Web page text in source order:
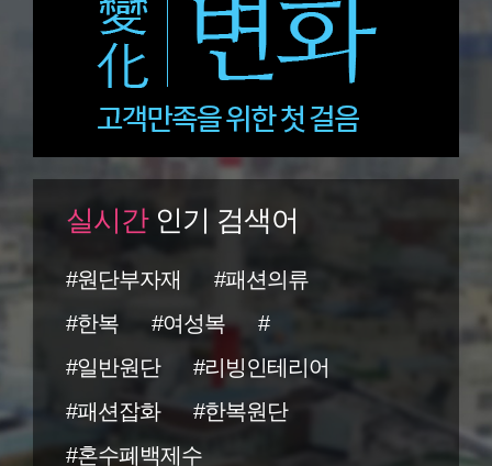
실시간인기 검색어
#원단부자재
#패션의류
#한복
#여성복
#
#일반원단
#리빙인테리어
#패션잡화
#한복원단
#혼수폐백제수